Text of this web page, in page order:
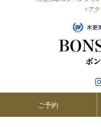
ご予約
ア